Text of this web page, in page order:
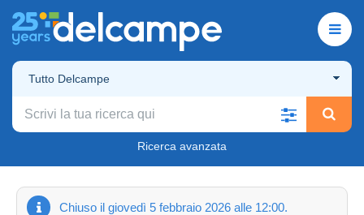
Tutto Delcampe
Ricerca avanzata
Chiuso il giovedì 5 febbraio 2026 alle 12:00.